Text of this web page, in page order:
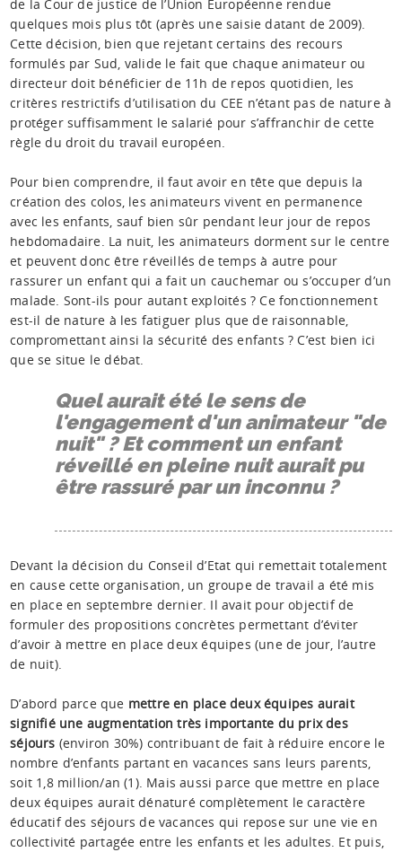
de la Cour de justice de l’Union Européenne rendue
quelques mois plus tôt (après une saisie datant de 2009).
Cette décision, bien que rejetant certains des recours
formulés par Sud, valide le fait que chaque animateur ou
directeur doit bénéficier de 11h de repos quotidien, les
critères restrictifs d’utilisation du CEE n’étant pas de nature à
protéger suffisamment le salarié pour s’affranchir de cette
règle du droit du travail européen.
Pour bien comprendre, il faut avoir en tête que depuis la
création des colos, les animateurs vivent en permanence
avec les enfants, sauf bien sûr pendant leur jour de repos
hebdomadaire. La nuit, les animateurs dorment sur le centre
et peuvent donc être réveillés de temps à autre pour
rassurer un enfant qui a fait un cauchemar ou s’occuper d’un
malade. Sont-ils pour autant exploités ? Ce fonctionnement
est-il de nature à les fatiguer plus que de raisonnable,
compromettant ainsi la sécurité des enfants ? C’est bien ici
que se situe le débat.
Quel aurait été le sens de
l'engagement d'un animateur "de
nuit" ? Et comment un enfant
réveillé en pleine nuit aurait pu
être rassuré par un inconnu ?
Devant la décision du Conseil d’Etat qui remettait totalement
en cause cette organisation, un groupe de travail a été mis
en place en septembre dernier. Il avait pour objectif de
formuler des propositions concrètes permettant d’éviter
d’avoir à mettre en place deux équipes (une de jour, l’autre
de nuit).
D’abord parce que mettre en place deux équipes aurait
signifié une augmentation très importante du prix des
séjours (environ 30%) contribuant de fait à réduire encore le
nombre d’enfants partant en vacances sans leurs parents,
soit 1,8 million/an (1). Mais aussi parce que mettre en place
deux équipes aurait dénaturé complètement le caractère
éducatif des séjours de vacances qui repose sur une vie en
collectivité partagée entre les enfants et les adultes. Et puis,